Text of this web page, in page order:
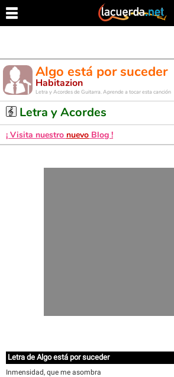
Algo está por suceder
Habitazion
Letra y Acordes de Guitarra. Aprende a tocar esta canción
Letra y Acordes
¡ Visita nuestro nuevo Blog !
Letra de Algo está por suceder
Inmensidad, que me asombra